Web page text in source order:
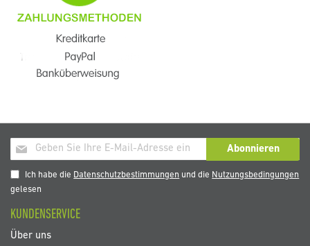
Melden
Sie
sich
für
Newsletter
an:
Abonnieren
Ich habe die Datenschutzbestimmungen und die Nutzungsbedingungen
gelesen
KUNDENSERVICE
Über uns